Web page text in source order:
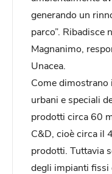
generando un
parco”. Ribadisce
Magnanimo,
Unacea.
Come
urbani e speciali
prodotti circa 60
C&D, cioè circa il
prodotti. Tuttavia
degli impianti